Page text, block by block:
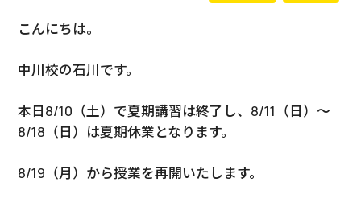
こんにちは。
中川校の石川です。
本日8/10（土）で夏期講習は終了し、8/11（日）～
8/18（日）は夏期休業となります。
8/19（月）から授業を再開いたします。